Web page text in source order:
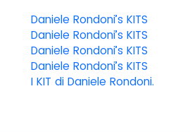
Daniele Rondoni’s KITS
Daniele Rondoni’s KITS
Daniele Rondoni’s KITS
Daniele Rondoni’s KITS
I KIT di Daniele Rondoni.